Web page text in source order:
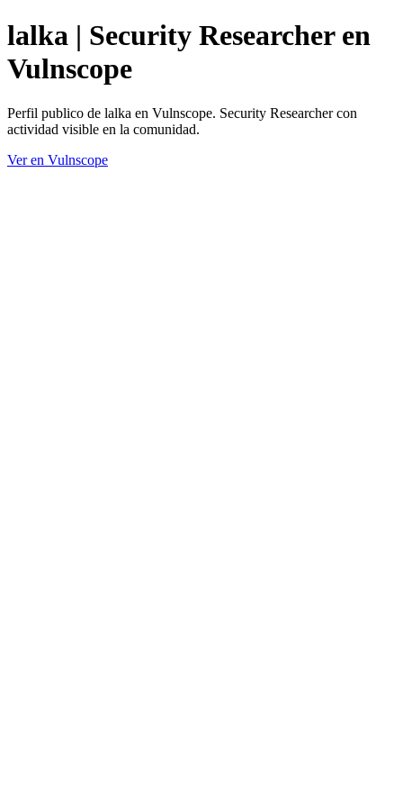
lalka | Security Researcher en
Vulnscope
Perfil publico de lalka en Vulnscope. Security Researcher con
actividad visible en la comunidad.
Ver en Vulnscope